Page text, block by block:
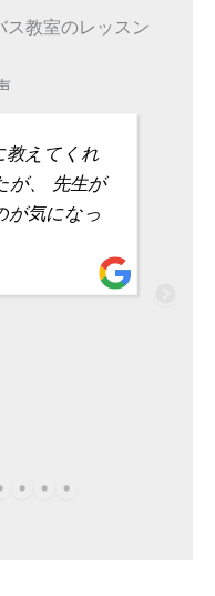
ス教室のレッスン
教えてくれ
が、 先生が
が気になっ